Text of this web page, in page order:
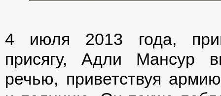
4 июля 2013 года,
присягу, Адли Мансур
речью, приветствуя